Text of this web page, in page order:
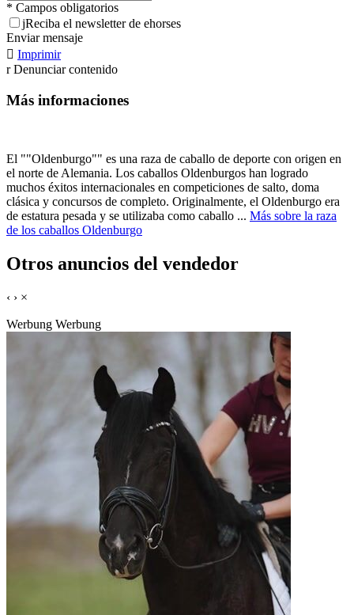
* Campos obligatorios
jReciba el newsletter de ehorses
Enviar mensaje
 Imprimir
r Denunciar contenido
Más informaciones
El ""Oldenburgo"" es una raza de caballo de deporte con origen en
el norte de Alemania. Los caballos Oldenburgos han logrado
muchos éxitos internacionales en competiciones de salto, doma
clásica y concursos de completo. Originalmente, el Oldenburgo era
de estatura pesada y se utilizaba como caballo ... Más sobre la raza
de los caballos Oldenburgo
Otros anuncios del vendedor
‹ › ×
Werbung Werbung